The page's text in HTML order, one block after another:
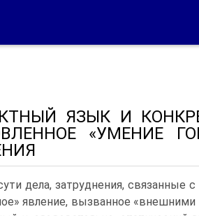
ЯЗЫК И
«УМЕНИЕ
дела, затруднения,
явление, вызванное